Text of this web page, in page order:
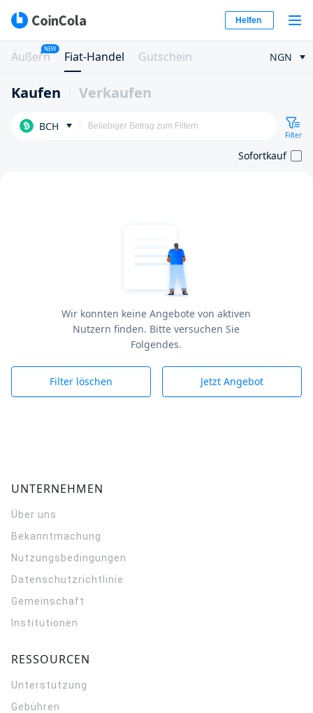
Helfen
Äußern
NEW
Fiat-Handel Gutschein NGN
Kaufen Verkaufen
BCH
Filter
Sofortkauf
Wir konnten keine Angebote von aktiven
Nutzern finden. Bitte versuchen Sie
Folgendes.
Filter löschen Jetzt Angebot
UNTERNEHMEN
Über uns
Bekanntmachung
Nutzungsbedingungen
Datenschutzrichtlinie
Gemeinschaft
Institutionen
RESSOURCEN
Unterstützung
Gebühren